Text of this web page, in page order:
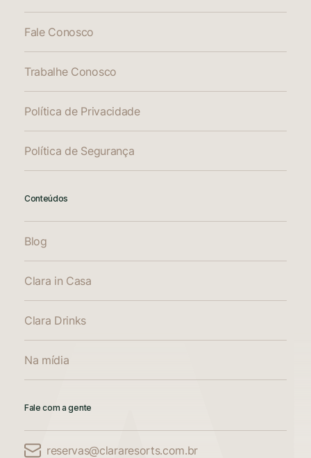
Fale Conosco
Trabalhe Conosco
Política de Privacidade
Política de Segurança
Conteúdos
Blog
Clara in Casa
Clara Drinks
Na mídia
Fale com a gente
reservas@clararesorts.com.br